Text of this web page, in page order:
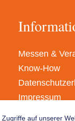
Messen &
Know-How
Impressum
auf unserer